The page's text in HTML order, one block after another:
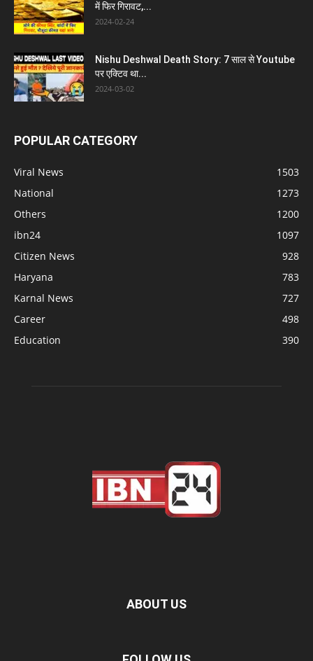
में फिर गिरावट,...
2024-02-24
Nishu Deshwal Death Story: 7 साल से Youtube
पर एक्टिव था...
2024-03-02
POPULAR CATEGORY
Viral News
1503
National
1273
Others
1200
ibn24
1097
Citizen News
928
Haryana
783
Karnal News
727
Career
498
Education
390
ABOUT US